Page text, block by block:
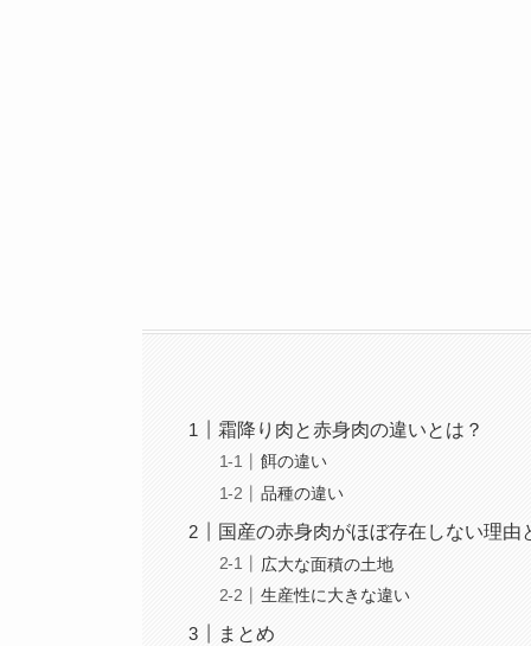
霜降り肉と赤身肉の違いとは？
餌の違い
品種の違い
国産の赤身肉がほぼ存在しない理由
広大な面積の土地
生産性に大きな違い
まとめ